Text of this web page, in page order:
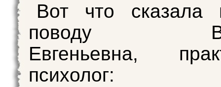
Вот что сказала
поводу
Евгеньевна,
психолог: